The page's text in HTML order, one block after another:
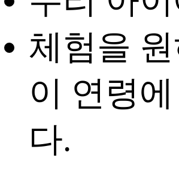
체험을
이 연령
다.